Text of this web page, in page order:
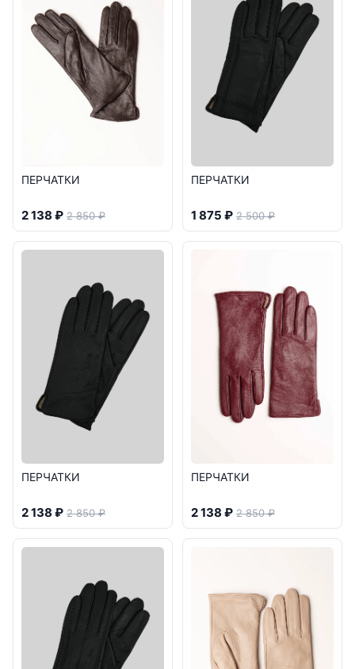
ПЕРЧАТКИ
2 138 ₽ 2 850 ₽
ПЕРЧАТКИ
1 875 ₽ 2 500 ₽
ПЕРЧАТКИ
2 138 ₽ 2 850 ₽
ПЕРЧАТКИ
2 138 ₽ 2 850 ₽